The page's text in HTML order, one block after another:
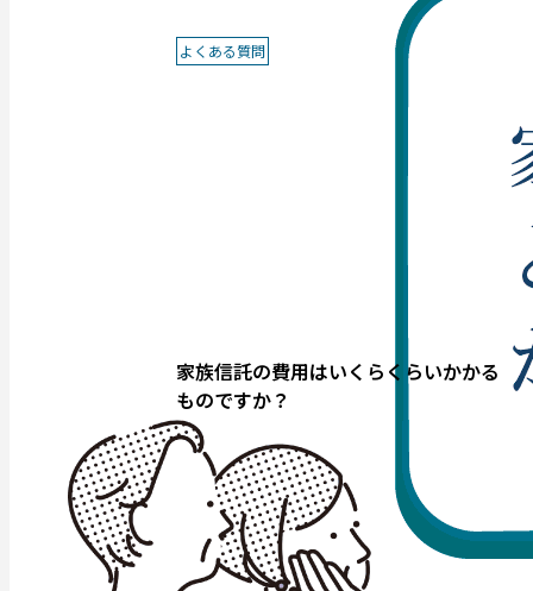
よくある質問
家族信託の費用はいくらくらいかかる
ものですか？